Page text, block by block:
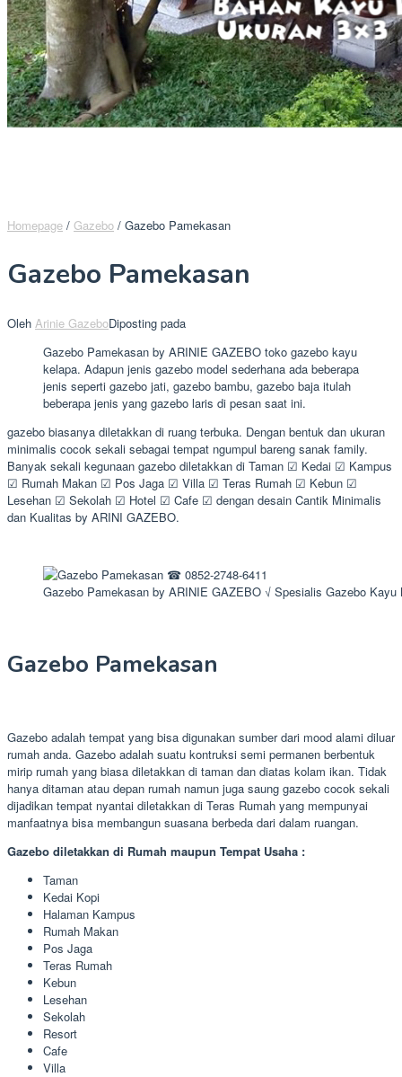
Homepage / Gazebo / Gazebo Pamekasan
Gazebo Pamekasan
Oleh Arinie GazeboDiposting pada
Gazebo Pamekasan by ARINIE GAZEBO toko gazebo kayu
kelapa. Adapun jenis gazebo model sederhana ada beberapa
jenis seperti gazebo jati, gazebo bambu, gazebo baja itulah
beberapa jenis yang gazebo laris di pesan saat ini.
gazebo biasanya diletakkan di ruang terbuka. Dengan bentuk dan ukuran
minimalis cocok sekali sebagai tempat ngumpul bareng sanak family.
Banyak sekali kegunaan gazebo diletakkan di Taman ☑ Kedai ☑ Kampus
☑ Rumah Makan ☑ Pos Jaga ☑ Villa ☑ Teras Rumah ☑ Kebun ☑
Lesehan ☑ Sekolah ☑ Hotel ☑ Cafe ☑ dengan desain Cantik Minimalis
dan Kualitas by ARINI GAZEBO.
Gazebo Pamekasan by ARINIE GAZEBO √ Spesialis Gazebo Kayu
Gazebo Pamekasan
Gazebo adalah tempat yang bisa digunakan sumber dari mood alami diluar
rumah anda. Gazebo adalah suatu kontruksi semi permanen berbentuk
mirip rumah yang biasa diletakkan di taman dan diatas kolam ikan. Tidak
hanya ditaman atau depan rumah namun juga saung gazebo cocok sekali
dijadikan tempat nyantai diletakkan di Teras Rumah yang mempunyai
manfaatnya bisa membangun suasana berbeda dari dalam ruangan.
Gazebo diletakkan di Rumah maupun Tempat Usaha :
Taman
Kedai Kopi
Halaman Kampus
Rumah Makan
Pos Jaga
Teras Rumah
Kebun
Lesehan
Sekolah
Resort
Cafe
Villa